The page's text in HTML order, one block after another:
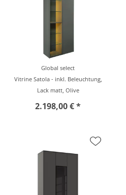
Global select
Vitrine Satola - inkl. Beleuchtung,
Lack matt, Olive
2.198,00 € *